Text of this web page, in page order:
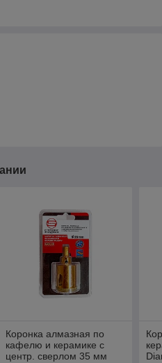
Коронка алмазная по
кафелю и керамике с
центр. сверлом 35 мм